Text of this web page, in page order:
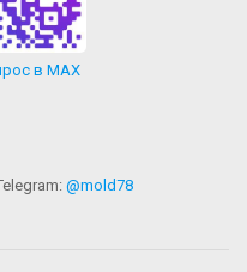
в MAX
@mold78